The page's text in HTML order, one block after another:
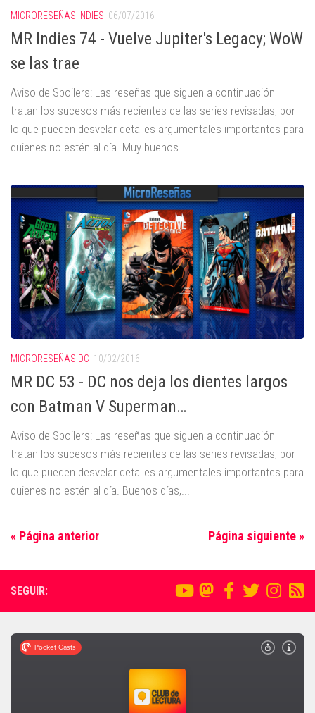
MICRORESEÑAS INDIES 06/07/2016
MR Indies 74 - Vuelve Jupiter's Legacy; WoW
se las trae
Aviso de Spoilers: Las reseñas que siguen a continuación
tratan los sucesos más recientes de las series revisadas, por
lo que pueden desvelar detalles argumentales importantes para
quienes no estén al día. Muy buenos...
MICRORESEÑAS DC 10/02/2016
MR DC 53 - DC nos deja los dientes largos
con Batman V Superman…
Aviso de Spoilers: Las reseñas que siguen a continuación
tratan los sucesos más recientes de las series revisadas, por
lo que pueden desvelar detalles argumentales importantes para
quienes no estén al día. Buenos días,...
« Página anterior Página siguiente »
SEGUIR: